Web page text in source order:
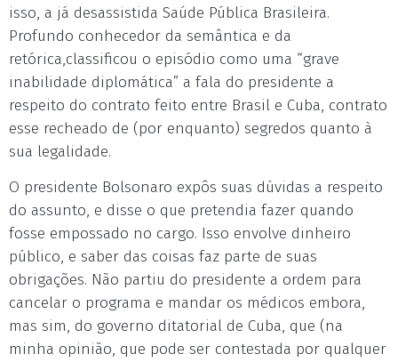
isso, a já desassistida Saúde Pública Brasileira.
Profundo conhecedor da semântica e da
retórica,classificou o episódio como uma “grave
inabilidade diplomática” a fala do presidente a
respeito do contrato feito entre Brasil e Cuba, contrato
esse recheado de (por enquanto) segredos quanto à
sua legalidade.
O presidente Bolsonaro expôs suas dúvidas a respeito
do assunto, e disse o que pretendia fazer quando
fosse empossado no cargo. Isso envolve dinheiro
público, e saber das coisas faz parte de suas
obrigações. Não partiu do presidente a ordem para
cancelar o programa e mandar os médicos embora,
mas sim, do governo ditatorial de Cuba, que (na
minha opinião, que pode ser contestada por qualquer